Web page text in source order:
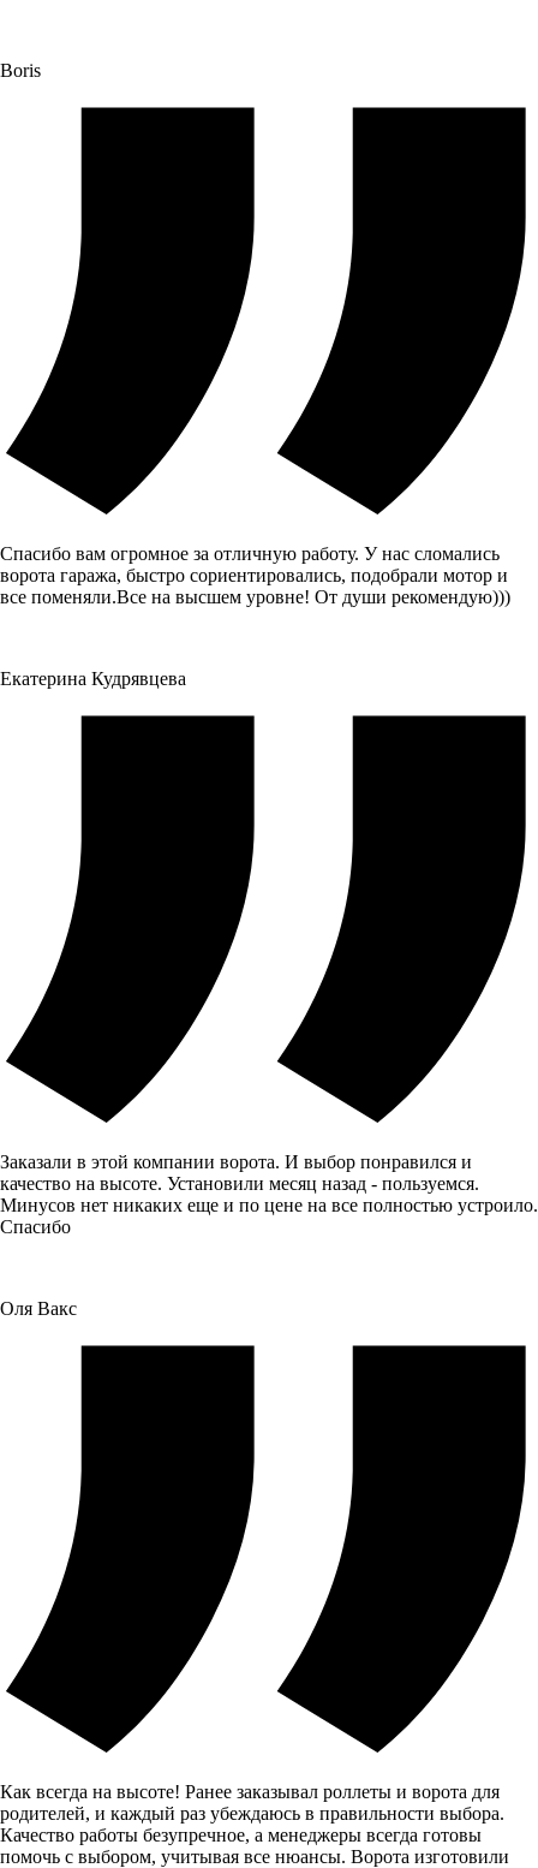
Boris
Спасибо вам огромное за отличную работу. У нас сломались
ворота гаража, быстро сориентировались, подобрали мотор и
все поменяли.Все на высшем уровне! От души рекомендую)))
Екатерина Кудрявцева
Заказали в этой компании ворота. И выбор понравился и
качество на высоте. Установили месяц назад - пользуемся.
Минусов нет никаких еще и по цене на все полностью устроило.
Спасибо
Оля Вакс
Как всегда на высоте! Ранее заказывал роллеты и ворота для
родителей, и каждый раз убеждаюсь в правильности выбора.
Качество работы безупречное, а менеджеры всегда готовы
помочь с выбором, учитывая все нюансы. Ворота изготовили